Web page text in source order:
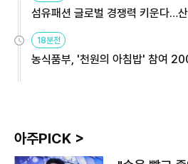
섬유패션 글로벌 경쟁력 키운다…
18분전
농식품부, '천원의 아침밥' 참여
아주PICK >